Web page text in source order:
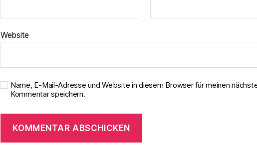
Website
Name, E-Mail-Adresse und Website in diesem Browser für meinen
Kommentar speichern.